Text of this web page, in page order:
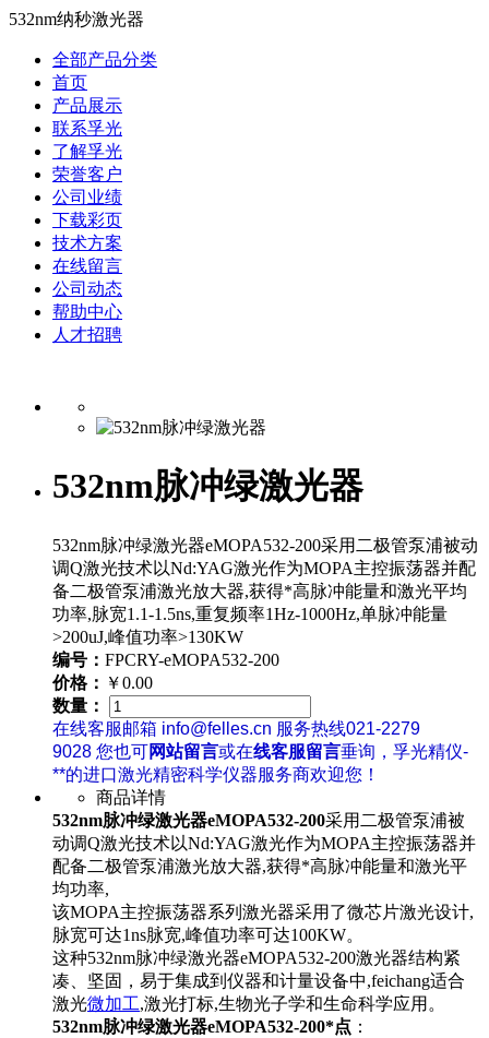
532nm纳秒激光器
全部产品分类
首页
产品展示
联系孚光
了解孚光
荣誉客户
公司业绩
下载彩页
技术方案
在线留言
公司动态
帮助中心
人才招聘
532nm脉冲绿激光器
532nm脉冲绿激光器eMOPA532-200采用二极管泵浦被动
调Q激光技术以Nd:YAG激光作为MOPA主控振荡器并配
备二极管泵浦激光放大器,获得*高脉冲能量和激光平均
功率,脉宽1.1-1.5ns,重复频率1Hz-1000Hz,单脉冲能量
>200uJ,峰值功率>130KW
编号： FPCRY-eMOPA532-200
价格： ￥0.00
数量：
在线客服邮箱 info@felles.cn 服务热线021-2279
9028 您也可网站留言或在线客服留言垂询，孚光精仪-
**的进口激光精密科学仪器服务商欢迎您！
商品详情
532nm脉冲绿激光器eMOPA532-200采用二极管泵浦被
动调Q激光技术以Nd:YAG激光作为MOPA主控振荡器并
配备二极管泵浦激光放大器,获得*高脉冲能量和激光平
均功率,
该MOPA主控振荡器系列激光器采用了微芯片激光设计,
脉宽可达1ns脉宽,峰值功率可达100KW。
这种532nm脉冲绿激光器eMOPA532-200激光器结构紧
凑、坚固，易于集成到仪器和计量设备中,feichang适合
激光微加工,激光打标,生物光子学和生命科学应用。
532nm脉冲绿激光器eMOPA532-200*点 ：